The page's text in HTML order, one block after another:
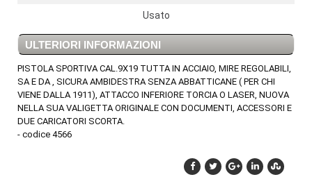
Usato
ULTERIORI INFORMAZIONI
PISTOLA SPORTIVA CAL.9X19 TUTTA IN ACCIAIO, MIRE REGOLABILI,
SA E DA , SICURA AMBIDESTRA SENZA ABBATTICANE ( PER CHI
VIENE DALLA 1911), ATTACCO INFERIORE TORCIA O LASER, NUOVA
NELLA SUA VALIGETTA ORIGINALE CON DOCUMENTI, ACCESSORI E
DUE CARICATORI SCORTA.
- codice 4566